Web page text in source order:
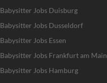
Babysitter Jobs Duisburg
Babysitter Jobs Dusseldorf
Babysitter Jobs Essen
Babysitter Jobs Frankfurt am Main
Babysitter Jobs Hamburg